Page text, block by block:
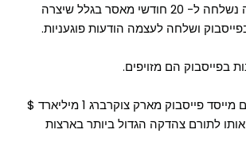
22. בבריטניה, אישה נשלחה ל- 20 חודשי מאסר בגלל שיצרה
ושלחה לעצמה הודעות פוגעניות.
24. בשנת 2013 תרם מייסד פייסבוק מארק צוקרברג 1 מיליארד $
לתורם צהדקה הגדול ביותר בארצות